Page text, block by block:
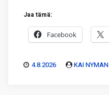
Jaa tämä:
Facebook
4.8.2026 KAI NYMAN